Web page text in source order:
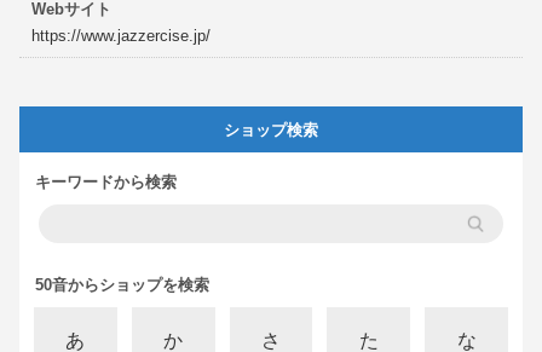
Webサイト
https://www.jazzercise.jp/
ショップ検索
キーワードから検索
50音からショップを検索
あ か さ た な